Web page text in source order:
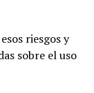
riesgos y
sobre el uso